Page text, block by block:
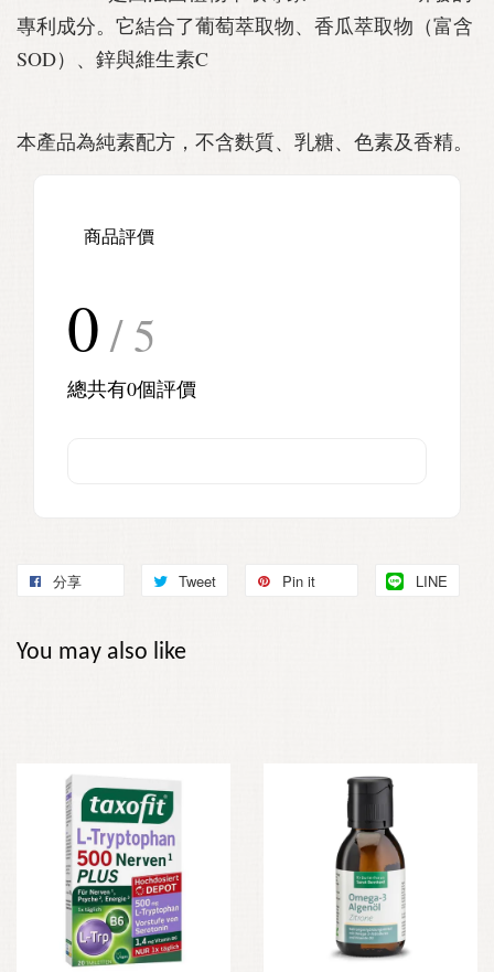
專利成分。它結合了葡萄萃取物、香瓜萃取物（富含
SOD）、鋅與維生素C
本產品為純素配方，不含麩質、乳糖、色素及香精。
商品評價
0 / 5
總共有0個評價
分享 Tweet Pin it LINE
You may also like